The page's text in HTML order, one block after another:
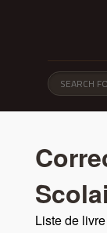
Liste de